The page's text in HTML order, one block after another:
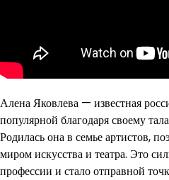
Алена Яковлева — известная
популярной благодаря своему
Родилась она в семье артистов,
миром искусства и театра. Это
профессии и стало отправной